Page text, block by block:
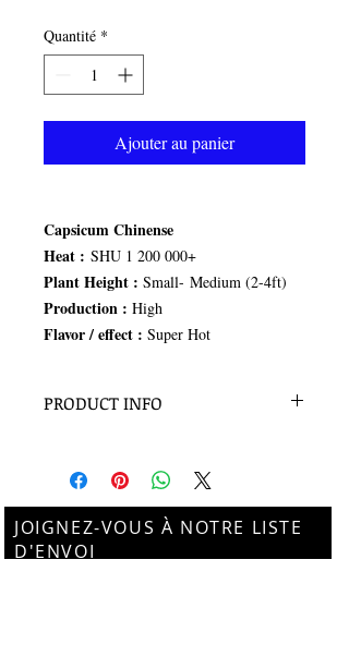
Quantité *
Ajouter au panier
Capsicum Chinense
Heat : SHU 1 200 000+
Plant Height : Small- Medium (2-4ft)
Production : High
Flavor / effect : Super Hot
PRODUCT INFO
JOIGNEZ-VOUS À NOTRE LISTE
D'ENVOI